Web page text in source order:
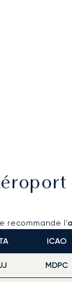
recommande l'
ICAO
MDPC